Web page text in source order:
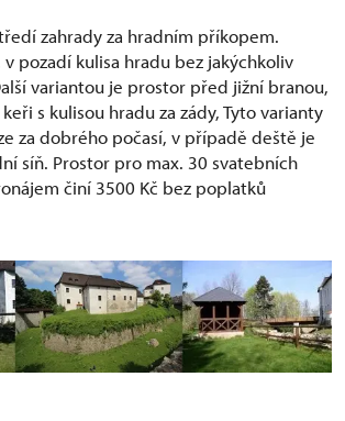
zahrady za hradním příkopem.
v pozadí kulisa hradu bez jakýchkoliv
variantou je prostor před jižní branou,
s kulisou hradu za zády, Tyto varianty
za dobrého počasí, v případě deště je
síň. Prostor pro max. 30 svatebních
činí 3500 Kč bez poplatků